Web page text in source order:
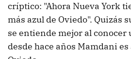
críptico: "Ahora Nueva York
más azul de Oviedo". Quizás
se entiende mejor al conocer
desde hace años Mamdani